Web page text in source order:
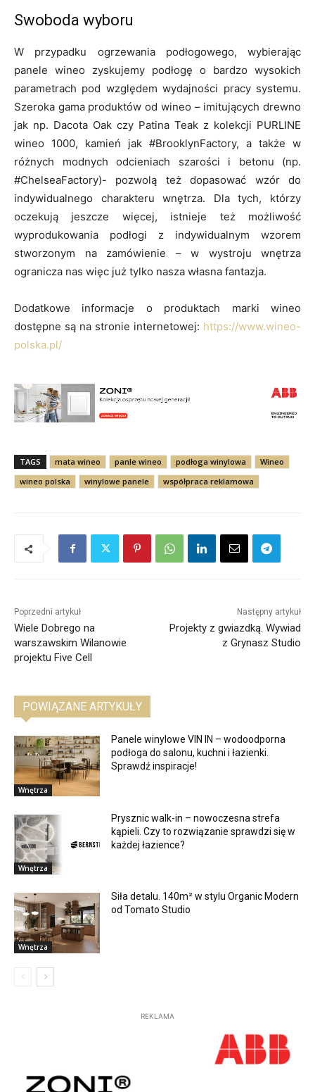
Swoboda wyboru
W przypadku ogrzewania podłogowego, wybierając
panele wineo zyskujemy podłogę o bardzo wysokich
parametrach pod względem wydajności pracy systemu.
Szeroka gama produktów od wineo – imitujących drewno
jak np. Dacota Oak czy Patina Teak z kolekcji PURLINE
wineo 1000, kamień jak #BrooklynFactory, a także w
różnych modnych odcieniach szarości i betonu (np.
#ChelseaFactory)- pozwolą też dopasować wzór do
indywidualnego charakteru wnętrza. Dla tych, którzy
oczekują jeszcze więcej, istnieje też możliwość
wyprodukowania podłogi z indywidualnym wzorem
stworzonym na zamówienie – w wystroju wnętrza
ogranicza nas więc już tylko nasza własna fantazja.
Dodatkowe informacje o produktach marki wineo
dostępne są na stronie internetowej: https://www.wineo-
polska.pl/
TAGS mata wineo panle wineo podłoga winylowa
Wineo
wineo polska
winylowe panele współpraca reklamowa
Poprzedni artykuł
Wiele Dobrego na
warszawskim Wilanowie
projektu Five Cell
Następny artykuł
Projekty z gwiazdką. Wywiad
z Grynasz Studio
POWIĄZANE ARTYKUŁY
Wnętrza
Panele winylowe VIN IN – wodoodporna
podłoga do salonu, kuchni i łazienki.
Sprawdź inspiracje!
Wnętrza
Prysznic walk-in – nowoczesna strefa
kąpieli. Czy to rozwiązanie sprawdzi się w
każdej łazience?
Wnętrza
Siła detalu. 140m² w stylu Organic Modern
od Tomato Studio
REKLAMA